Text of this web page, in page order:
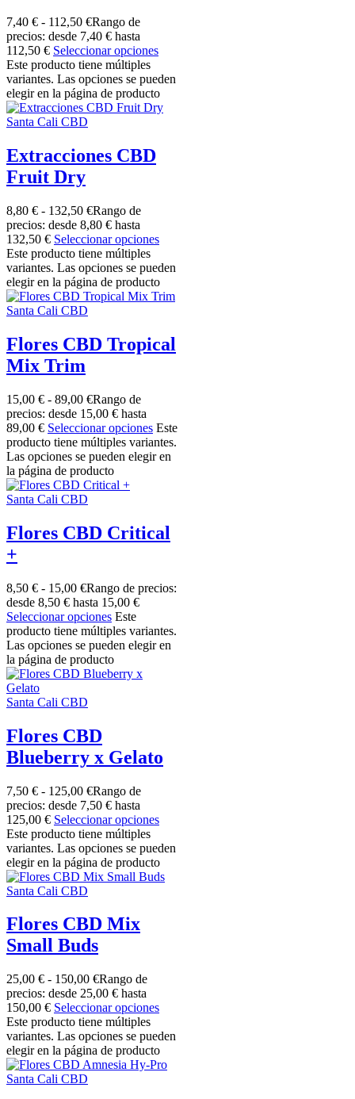
7,40 € - 112,50 €Rango de
precios: desde 7,40 € hasta
112,50 € Seleccionar opciones
Este producto tiene múltiples
variantes. Las opciones se pueden
elegir en la página de producto
Santa Cali CBD
Extracciones CBD
Fruit Dry
8,80 € - 132,50 €Rango de
precios: desde 8,80 € hasta
132,50 € Seleccionar opciones
Este producto tiene múltiples
variantes. Las opciones se pueden
elegir en la página de producto
Santa Cali CBD
Flores CBD Tropical
Mix Trim
15,00 € - 89,00 €Rango de
precios: desde 15,00 € hasta
89,00 € Seleccionar opciones Este
producto tiene múltiples variantes.
Las opciones se pueden elegir en
la página de producto
Santa Cali CBD
Flores CBD Critical
+
8,50 € - 15,00 €Rango de precios:
desde 8,50 € hasta 15,00 €
Seleccionar opciones Este
producto tiene múltiples variantes.
Las opciones se pueden elegir en
la página de producto
Santa Cali CBD
Flores CBD
Blueberry x Gelato
7,50 € - 125,00 €Rango de
precios: desde 7,50 € hasta
125,00 € Seleccionar opciones
Este producto tiene múltiples
variantes. Las opciones se pueden
elegir en la página de producto
Santa Cali CBD
Flores CBD Mix
Small Buds
25,00 € - 150,00 €Rango de
precios: desde 25,00 € hasta
150,00 € Seleccionar opciones
Este producto tiene múltiples
variantes. Las opciones se pueden
elegir en la página de producto
Santa Cali CBD